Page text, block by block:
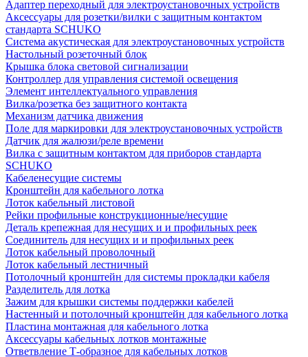
Адаптер переходный для электроустановочных устройств
Аксессуары для розетки/вилки с защитным контактом
стандарта SCHUKO
Система акустическая для электроустановочных устройств
Настольный розеточный блок
Крышка блока световой сигнализации
Контроллер для управления системой освещения
Элемент интеллектуального управления
Вилка/розетка без защитного контакта
Механизм датчика движения
Поле для маркировки для электроустановочных устройств
Датчик для жалюзи/реле времени
Вилка с защитным контактом для приборов стандарта
SCHUKO
Кабеленесущие системы
Кронштейн для кабельного лотка
Лоток кабельный листовой
Рейки профильные конструкционные/несущие
Деталь крепежная для несущих и и профильных реек
Соединитель для несущих и и профильных реек
Лоток кабельный проволочный
Лоток кабельный лестничный
Потолочный кронштейн для системы прокладки кабеля
Разделитель для лотка
Зажим для крышки системы поддержки кабелей
Настенный и потолочный кронштейн для кабельного лотка
Пластина монтажная для кабельного лотка
Аксессуары кабельных лотков монтажные
Ответвление Т-образное для кабельных лотков